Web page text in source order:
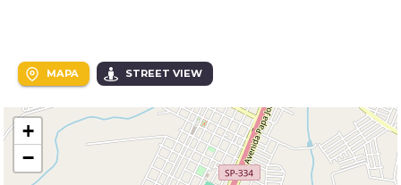
MAPA STREET VIEW
+
−